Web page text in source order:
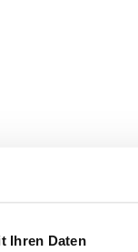
Ihren Daten